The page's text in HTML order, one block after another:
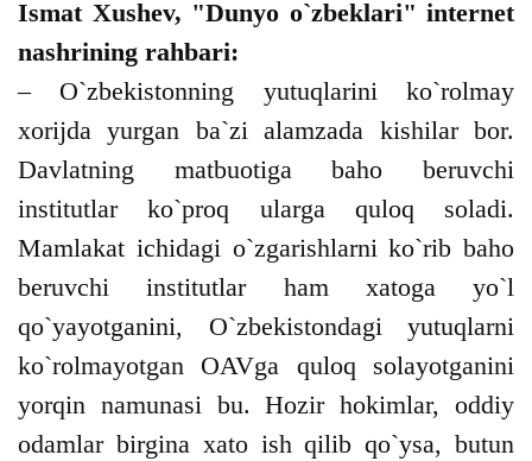
Ismat Xushev, "Dunyo o`zbeklari" internet
nashrining rahbari:
– O`zbekistonning yutuqlarini ko`rolmay
xorijda yurgan ba`zi alamzada kishilar bor.
Davlatning matbuotiga baho beruvchi
institutlar ko`proq ularga quloq soladi.
Mamlakat ichidagi o`zgarishlarni ko`rib baho
beruvchi institutlar ham xatoga yo`l
qo`yayotganini, O`zbekistondagi yutuqlarni
ko`rolmayotgan OAVga quloq solayotganini
yorqin namunasi bu. Hozir hokimlar, oddiy
odamlar birgina xato ish qilib qo`ysa, butun